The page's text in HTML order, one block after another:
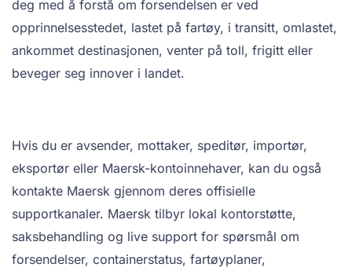
deg med å forstå om forsendelsen er ved
opprinnelsesstedet, lastet på fartøy, i transitt, omlastet,
ankommet destinasjonen, venter på toll, frigitt eller
beveger seg innover i landet.
Hvis du er avsender, mottaker, speditør, importør,
eksportør eller Maersk-kontoinnehaver, kan du også
kontakte Maersk gjennom deres offisielle
supportkanaler. Maersk tilbyr lokal kontorstøtte,
saksbehandling og live support for spørsmål om
forsendelser, containerstatus, fartøyplaner,